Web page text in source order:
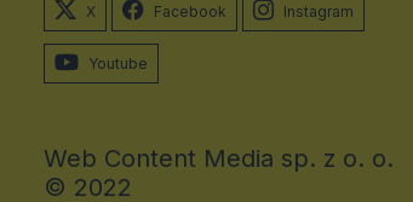
X Facebook Instagram
Youtube
Web Content Media sp. z o. o.
© 2022